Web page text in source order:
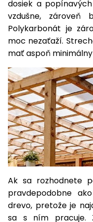
vozíky
Čerpadlá
a
vodárne
umývačky
Zametacie
stroje
Snežné
frézy
Odhŕňače
a lopaty
na sneh
Postrekovače
a rosiče
Navijaky
Príslušenstvo
Bagre
dosiek a
vzdušne, zároveň
Polykarbonát je
moc nezaťaží.
mať aspoň
Ak sa rozhodnete
pravdepodobne
drevo, pretože je
sa s ním pracuje.